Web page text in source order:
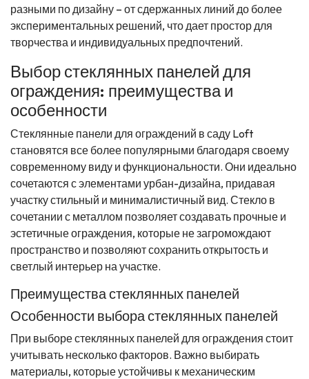
разными по дизайну – от сдержанных линий до более
экспериментальных решений, что дает простор для
творчества и индивидуальных предпочтений.
Выбор стеклянных панелей для
ограждения: преимущества и
особенности
Стеклянные панели для ограждений в саду Loft
становятся все более популярными благодаря своему
современному виду и функциональности. Они идеально
сочетаются с элементами урбан-дизайна, придавая
участку стильный и минималистичный вид. Стекло в
сочетании с металлом позволяет создавать прочные и
эстетичные ограждения, которые не загромождают
пространство и позволяют сохранить открытость и
светлый интерьер на участке.
Преимущества стеклянных панелей
Особенности выбора стеклянных панелей
При выборе стеклянных панелей для ограждения стоит
учитывать несколько факторов. Важно выбирать
материалы, которые устойчивы к механическим